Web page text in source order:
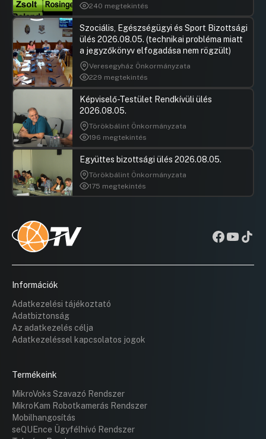
240 megtekintés
Szociális, Egészségügyi és Sport Bizottsági
ülés 2026.08.05. (technikai probléma miatt
a jegyzőkönyv elfogadása nem rögzült)
Veresegyház Önkormányzata
229 megtekintés
Képviselő-Testület Rendkívüli ülés
2026.08.05.
Törökbálint Önkormányzata
196 megtekintés
Együttes bizottsági ülés 2026.08.05.
Törökbálint Önkormányzata
175 megtekintés
Információk
Adatkezelési tájékoztató
Adatbiztonság
Az adatkezelés célja
Adatkezeléssel kapcsolatos jogok
Termékeink
MikroVoks Szavazó Rendszer
MikroKam Robotkamerás Rendszer
Mobilhangosítás
seQUEnce Ügyfélhívó Rendszer